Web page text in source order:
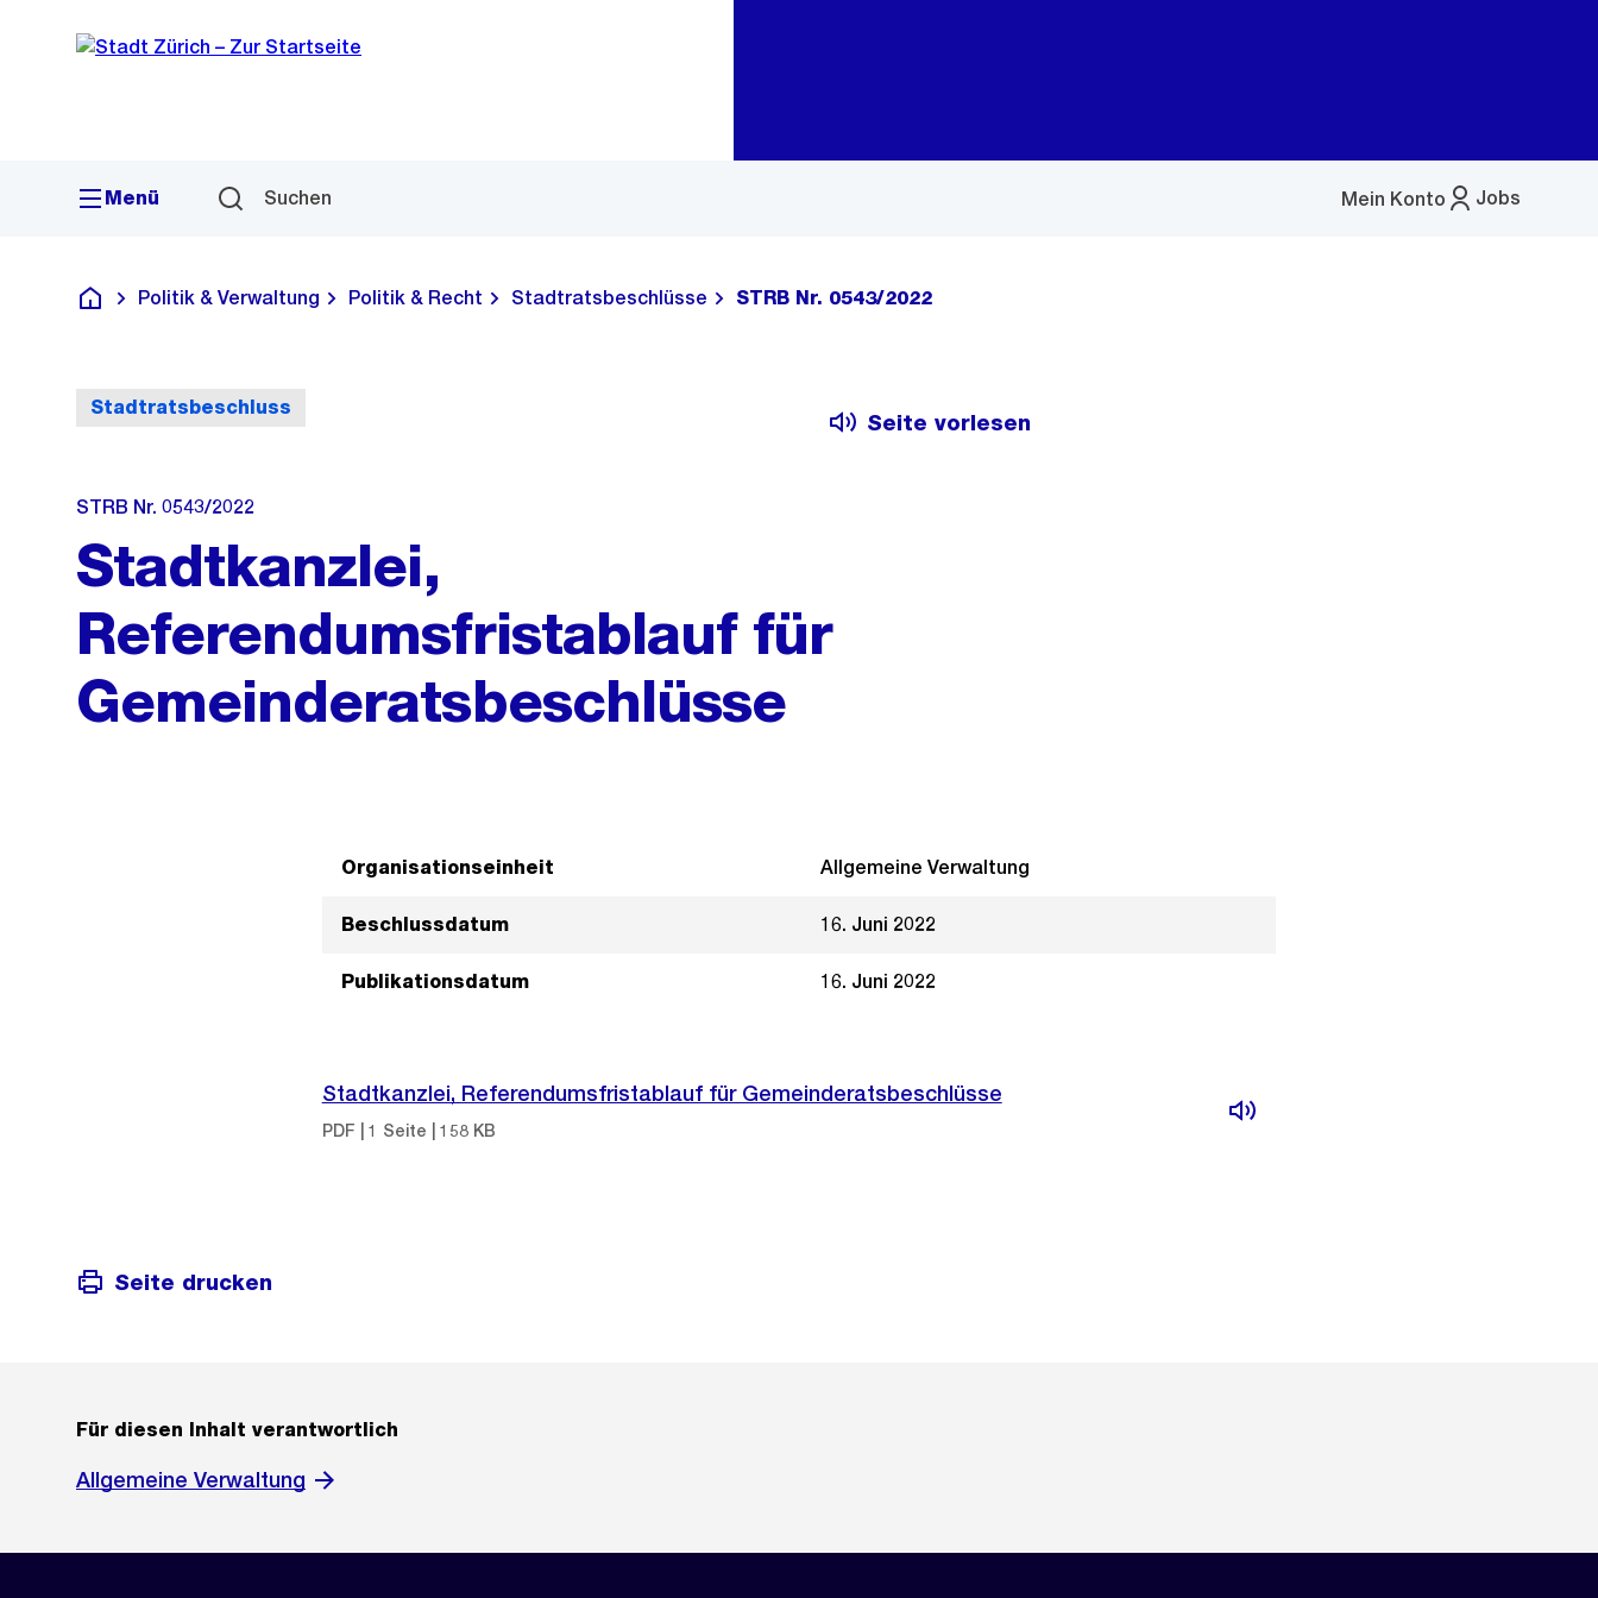
Navigation
Sprunglink
Menü Suchen Jobs
Mein Konto
Menü
Deutsch
Politik & Verwaltung Politik & Recht Stadtratsbeschlüsse STRB Nr. 0543/2022
Stadtratsbeschluss
Seite vorlesen
STRB Nr. 0543/2022
Stadtkanzlei,
Referendumsfristablauf für
Gemeinderatsbeschlüsse
Organisationseinheit Allgemeine Verwaltung
Beschlussdatum 16. Juni 2022
Publikationsdatum 16. Juni 2022
Stadtkanzlei, Referendumsfristablauf für Gemeinderatsbeschlüsse
PDF | 1 Seite | 158 KB
Seite drucken
Für diesen Inhalt verantwortlich
Allgemeine Verwaltung